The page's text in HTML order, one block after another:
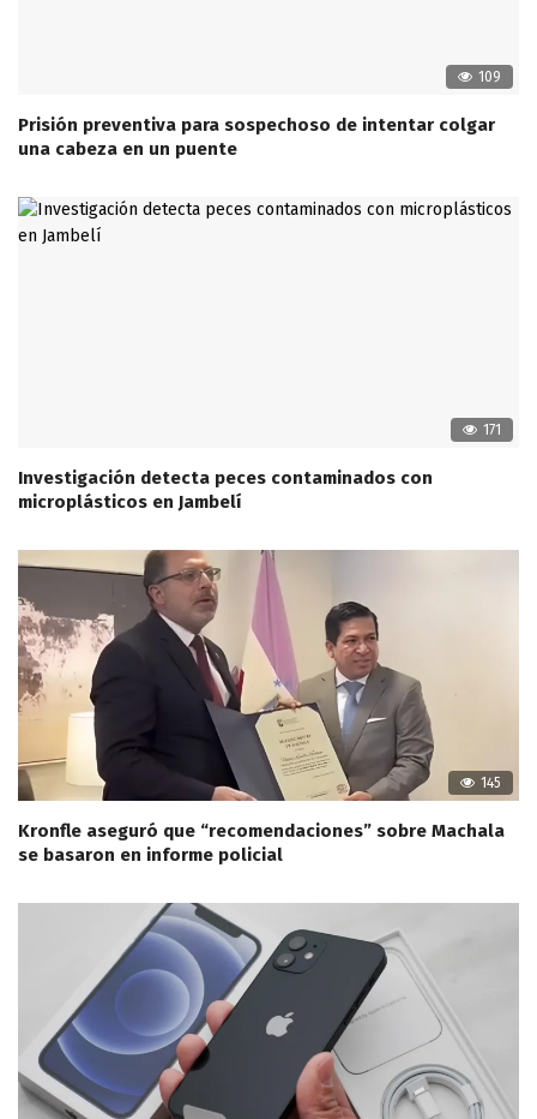
109
Prisión preventiva para sospechoso de intentar colgar
una cabeza en un puente
171
Investigación detecta peces contaminados con
microplásticos en Jambelí
145
Kronfle aseguró que “recomendaciones” sobre Machala
se basaron en informe policial